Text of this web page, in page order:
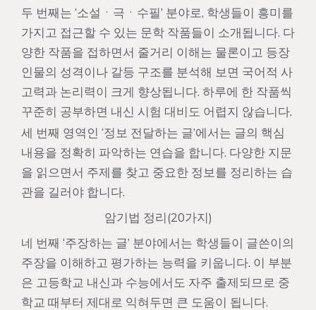
두 번째는 ‘소설ㆍ극ㆍ수필’ 분야로, 학생들이 흥미를
가지고 접근할 수 있는 문학 작품들이 소개됩니다. 다
양한 작품을 접하면서 줄거리 이해는 물론이고 등장
인물의 성격이나 갈등 구조를 분석해 보면 국어적 사
고력과 논리력이 크게 향상됩니다. 하루에 한 작품씩
꾸준히 공부하면 내신 시험 대비도 어렵지 않습니다.
세 번째 영역인 ‘정보 전달하는 글’에서는 글의 핵심
내용을 정확히 파악하는 연습을 합니다. 다양한 지문
을 읽으면서 주제를 찾고 중요한 정보를 정리하는 습
관을 길러야 합니다.
암기법 정리(20가지)
네 번째 ‘주장하는 글’ 분야에서는 학생들이 글쓴이의
주장을 이해하고 평가하는 능력을 키웁니다. 이 부분
은 고등학교 내신과 수능에서도 자주 출제되므로 중
학교 때부터 제대로 익혀두면 큰 도움이 됩니다.